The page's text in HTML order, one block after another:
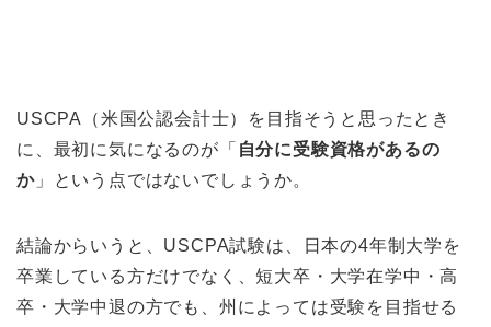
USCPA（米国公認会計士）を目指そうと思ったとき
に、最初に気になるのが「 自分に受験資格があるの
か」という点ではないでしょうか。
結論からいうと、USCPA試験は、日本の4年制大学を
卒業している方だけでなく、短大卒・大学在学中・高
卒・大学中退の方でも、州によっては受験を目指せる